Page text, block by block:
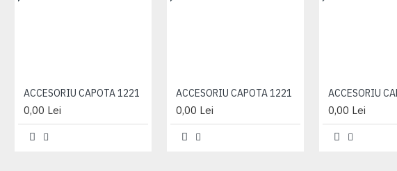
ACCESORIU CAPOTA 1221
0,00 Lei
ACCESORIU CAPOTA 1221
0,00 Lei
ACCESORIU
0,00 Lei